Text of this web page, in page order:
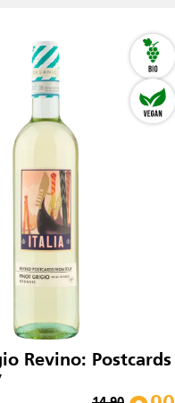
Revino: Postcards